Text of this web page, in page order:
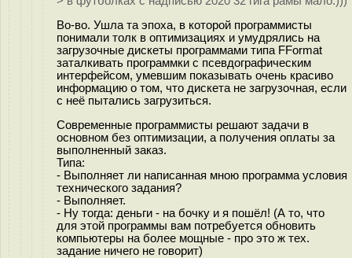
Во-во. Ушла та эпоха, в которой программисты
понимали толк в оптимизациях и умудрялись на
загрузочные дискеты программами типа FFormat
заталкивать программки с псевдографическим
интерфейсом, умевшим показывать очень красиво
информацию о том, что дискета не загрузочная, если
с неё пытались загрузиться.
Современные программисты решают задачи в
основном без оптимизации, а получения оплаты за
выполненный заказ.
Типа:
- Выполняет ли написанная мною программа условия
технического задания?
- Выполняет.
- Ну тогда: деньги - на бочку и я пошёл! (А то, что
для этой программы вам потребуется обновить
компьютеры на более мощные - про это ж тех.
задание ничего не говорит)